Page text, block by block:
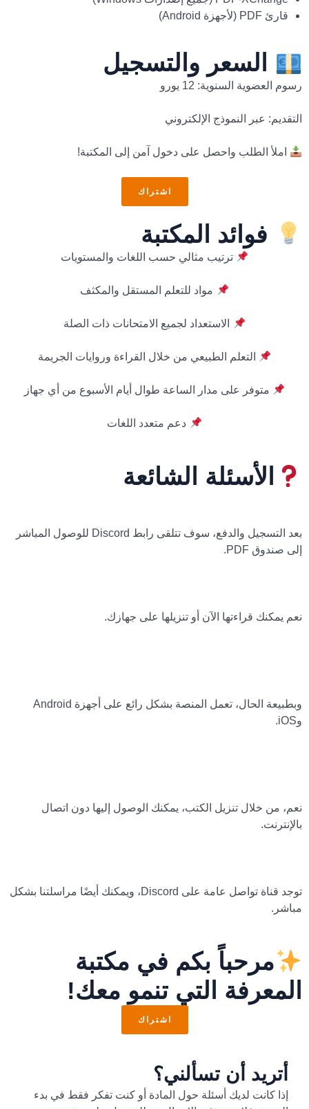
قارئ PDF (لأجهزة Android)
السعر والتسجيل
رسوم العضوية السنوية: 12 يورو
التقديم: عبر النموذج الإلكتروني
املأ الطلب واحصل على دخول آمن إلى المكتبة!
اشتراك
فوائد المكتبة
ترتيب مثالي حسب اللغات والمستويات
مواد للتعلم المستقل والمكثف
الاستعداد لجميع الامتحانات ذات الصلة
التعلم الطبيعي من خلال القراءة وروايات الجريمة
متوفر على مدار الساعة طوال أيام الأسبوع من أي جهاز
دعم متعدد اللغات
الأسئلة الشائعة
بعد التسجيل والدفع، سوف تتلقى رابط Discord للوصول المباشر
إلى صندوق PDF.
نعم يمكنك قراءتها الآن أو تنزيلها على جهازك.
وبطبيعة الحال، تعمل المنصة بشكل رائع على أجهزة Android
وiOS.
نعم، من خلال تنزيل الكتب، يمكنك الوصول إليها دون اتصال
بالإنترنت.
توجد قناة تواصل عامة على Discord، ويمكنك أيضًا مراسلتنا بشكل
مباشر.
مرحباً بكم في مكتبة
المعرفة التي تنمو معك!
اشتراك
أتريد أن تسألني؟
إذا كانت لديك أسئلة حول المادة أو كنت تفكر فقط في بدء